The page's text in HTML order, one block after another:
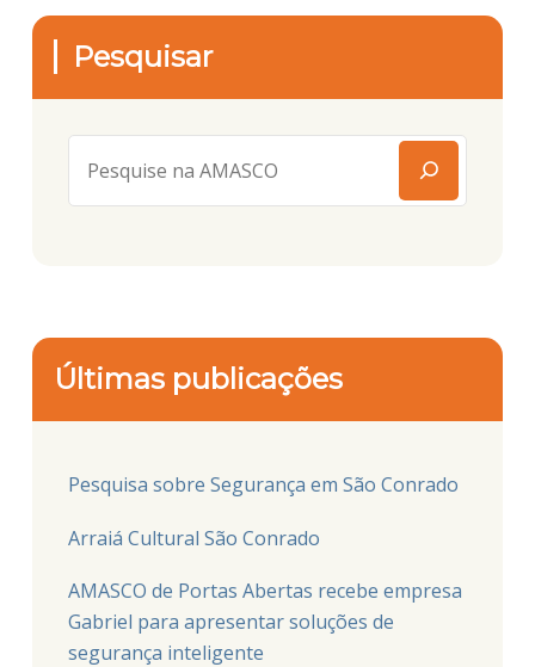
Pesquisar
Últimas publicações
Pesquisa sobre Segurança em São Conrado
Arraiá Cultural São Conrado
AMASCO de Portas Abertas recebe empresa
Gabriel para apresentar soluções de
segurança inteligente